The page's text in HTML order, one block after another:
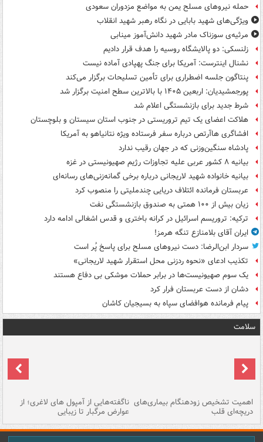
حمله نیروهای مسلح یمن به مواضع مزدوران سعودی
ویژگی‌های شهید بابایی در نگاه رهبر شهید انقلاب
مرثیه‌ی سوزناک مادر شهید دانش‌آموز مینابی
زلنسکی: دو پالایشگاه روسیه را هدف قرار دادیم
نشنال اینترست: آمریکا برای جنگ پهپادی آماده نیست
پنتاگون جلسه اضطراری برای تأمین تسلیحات برگزار می‌کند
پورجمشیدیان: اربعین ۱۴۰۵ با بالاترین سطح امنیت برگزار شد
شرط جدید برای بازنشستگی اعلام شد
هلاکت اعضای یک تیم تروریستی در جنوب استان سیستان و بلوچستان
افشاگری هاآرتص درباره سفر فرستاده ویژه نتانیاهو به آمریکا
پادشاه سنگین‌وزنی که در جهان رقیب ندارد
بیانیه ۸ کشور عربی علیه تجاوزات رژیم صهیونیستی در غزه
بیانیه خانواده شهید لاریجانی درباره برخی گمانه‌زنی‌های رسانه‌ای
عربستان فرمانده ائتلاف دریایی چندملیتی را منصوب کرد
زیان بیش از ۱۰۰ همتی به صندوق‌ بازنشستگی نفت
ترکیه: تروریسم اسرائیل در کرانه باختری و قدس اشغالی ادامه دارد
ایران آقای بلامنازع تنگه هرمز!
سردار ابن‌الرضا: دست نیروهای مسلح برای پاسخ پُر است
تکذیب ادعای «نحوه ردزنی محل استقرار شهید لاریجانی»
یک‌ سوم صهیونیست‌ها در برابر حملات موشکی بی دفاع هستند
دشان از دست عربستان فرار کرد
پیام فرمانده هوافضای سپاه به بسیجیان کاشان
سلامت
اهمیت تشخیص زودهنگام بیماری‌های
دریچه‌ای قلب
ناگفته‌هایی از آمپول های لاغری؛ از
عوارض مرگبار تا زیبایی